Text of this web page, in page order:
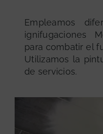
Empleamos
ignifugaciones
para combatir el
Utilizamos la
de servicios.